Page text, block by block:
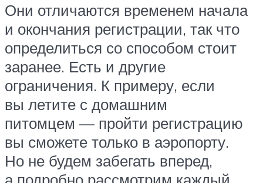
Они отличаются временем начала
и окончания регистрации, так что
определиться со способом стоит
заранее. Есть и другие
ограничения. К примеру, если
вы летите с домашним
питомцем — пройти регистрацию
вы сможете только в аэропорту.
Но не будем забегать вперед,